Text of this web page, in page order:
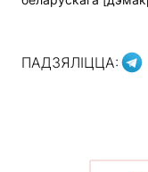
ПАДЗЯЛІЦЦА: